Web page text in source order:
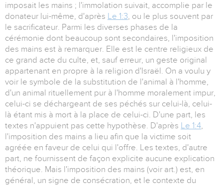
imposait les mains ; l'immolation suivait, accomplie par le
donateur lui-même, d'après Le 1:3, ou le plus souvent par
le sacrificateur. Parmi les diverses phases de la
cérémonie dont beaucoup sont secondaires, l'imposition
des mains est à remarquer. Elle est le centre religieux de
ce grand acte du culte, et, sauf erreur, un geste original
appartenant en propre à la religion d'Israël. On a voulu y
voir le symbole de la substitution de l'animal à l'homme,
d'un animal rituellement pur à l'homme moralement impur,
celui-ci se déchargeant de ses péchés sur celui-là, celui-
là étant mis à mort à la place de celui-ci. D'une part, les
textes n'appuient pas cette hypothèse. D'après Le 1:4,
l'imposition des mains a lieu afin que la victime soit
agréée en faveur de celui qui l'offre. Les textes, d'autre
part, ne fournissent de façon explicite aucune explication
théorique. Mais l'imposition des mains (voir art.) est, en
général, un signe de consécration, et le contexte du